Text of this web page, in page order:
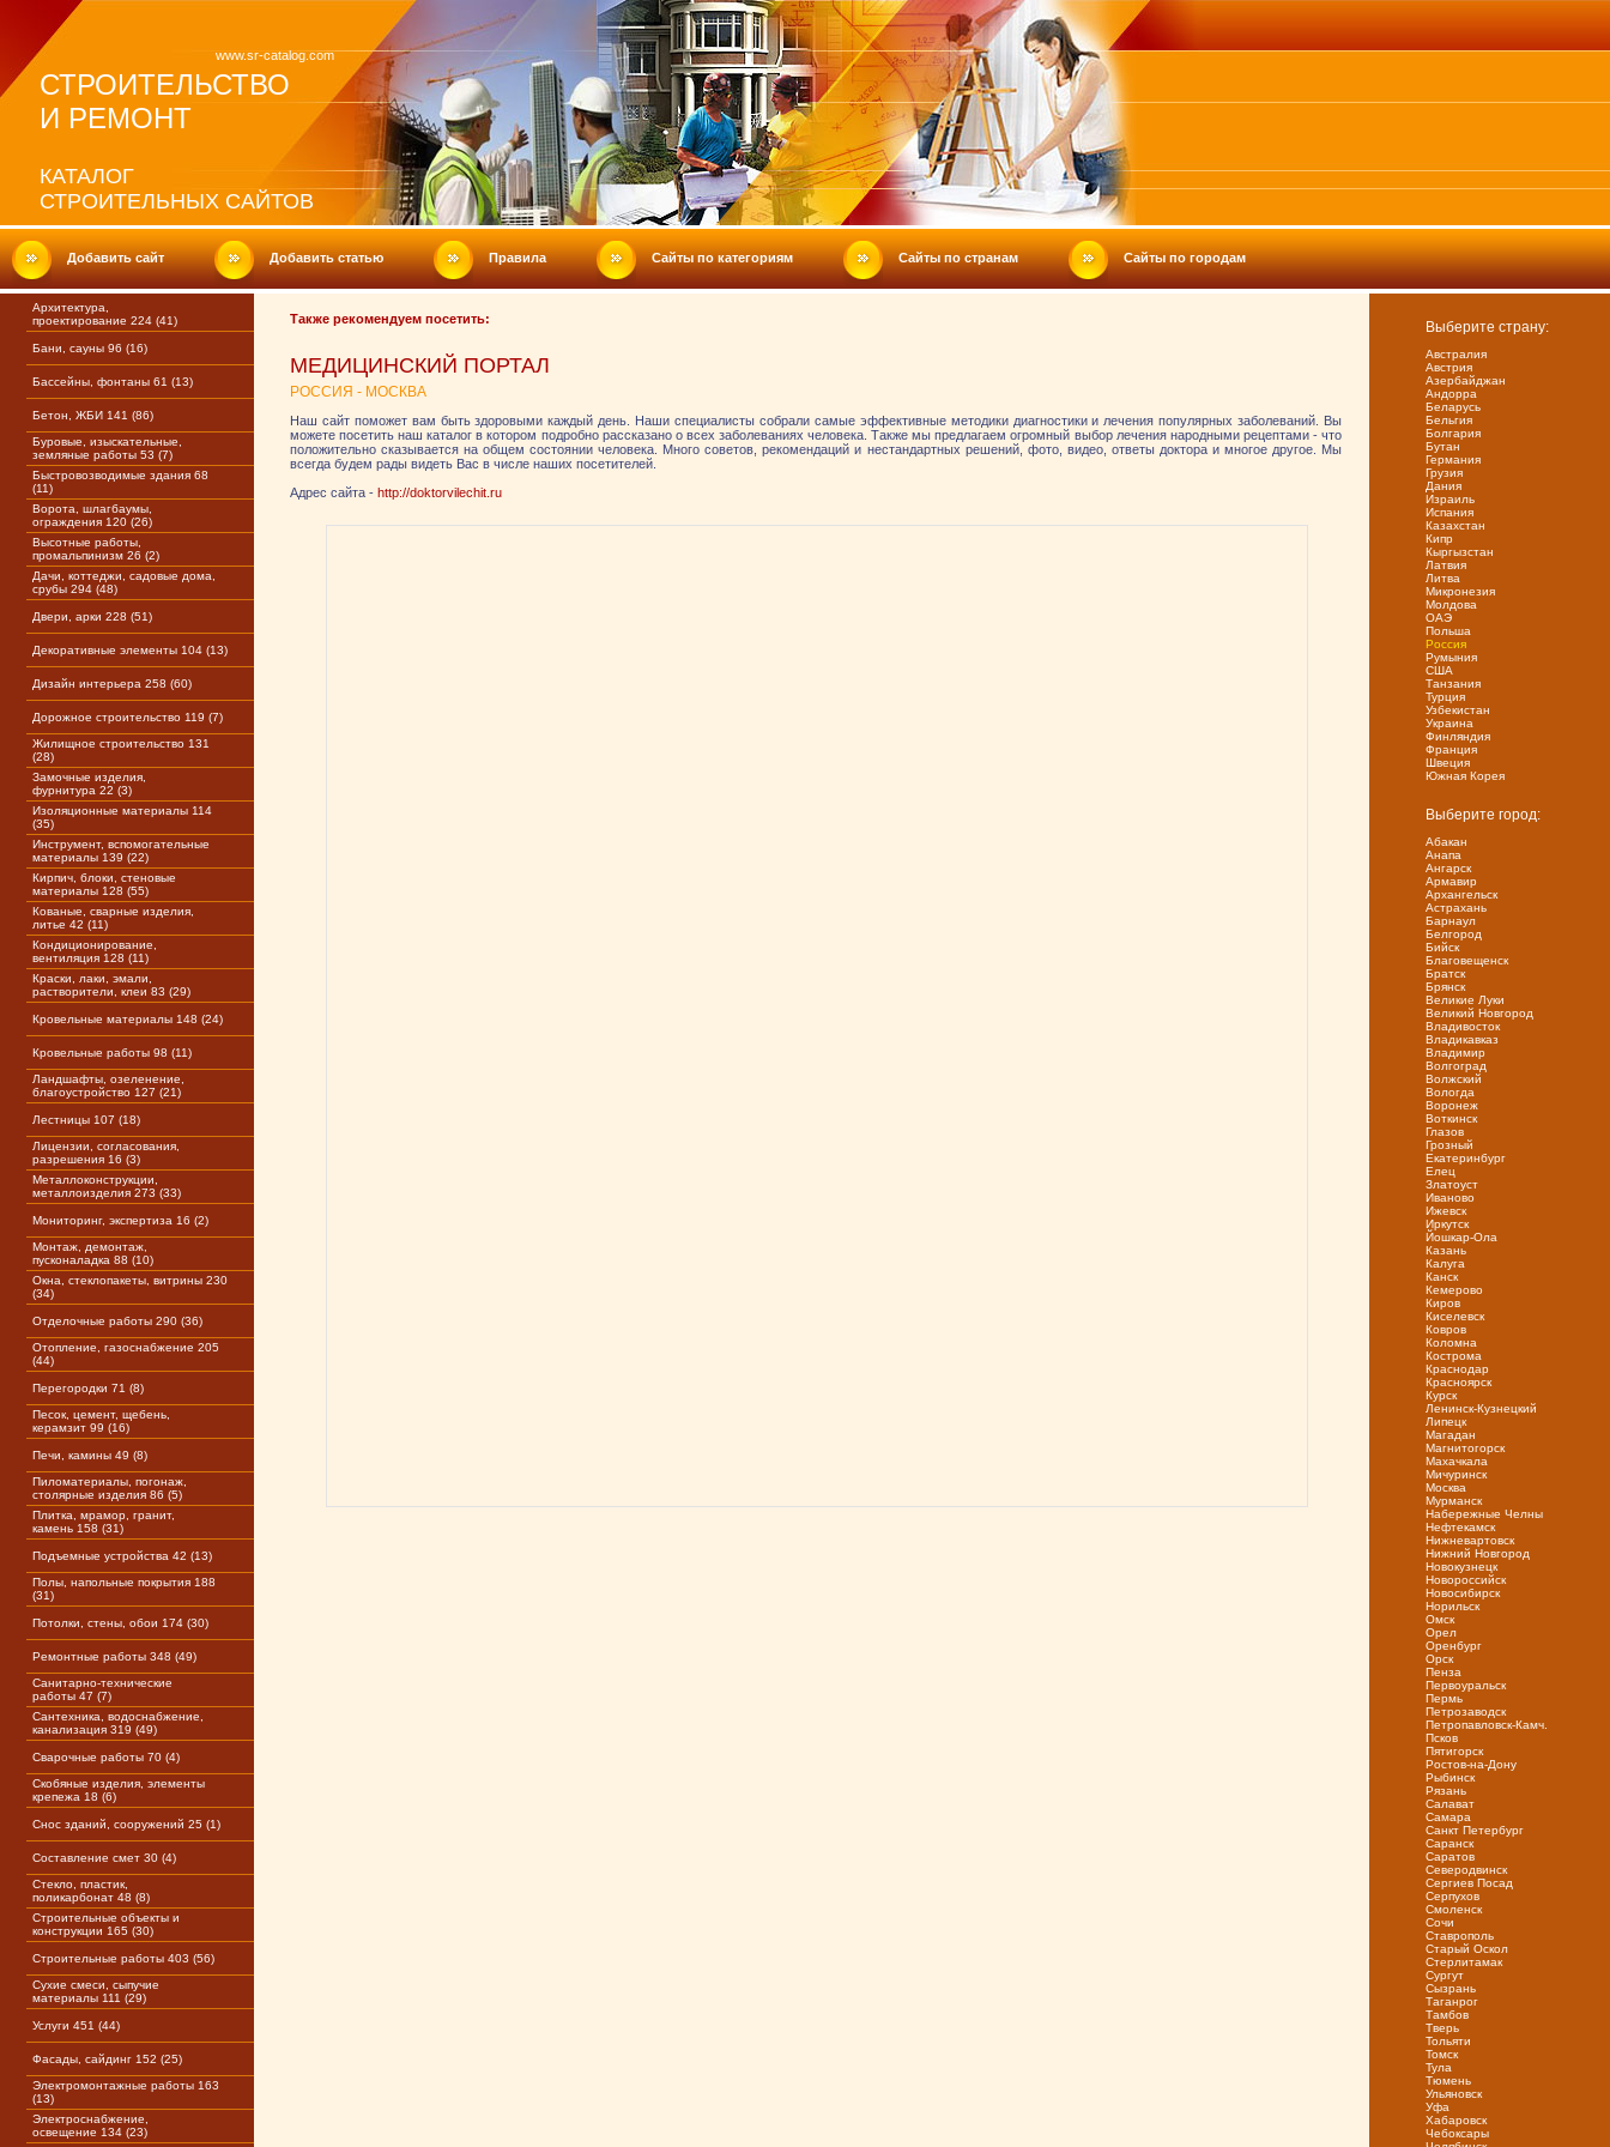
www.sr-catalog.com
СТРОИТЕЛЬСТВО
И РЕМОНТ
КАТАЛОГ
СТРОИТЕЛЬНЫХ САЙТОВ
Добавить сайт Добавить статью Правила Сайты по категориям Сайты по странам Сайты по городам
Архитектура,
проектирование 224 (41)
Бани, сауны 96 (16)
Бассейны, фонтаны 61 (13)
Бетон, ЖБИ 141 (86)
Буровые, изыскательные,
земляные работы 53 (7)
Быстровозводимые здания 68
(11)
Ворота, шлагбаумы,
ограждения 120 (26)
Высотные работы,
промальпинизм 26 (2)
Дачи, коттеджи, садовые дома,
срубы 294 (48)
Двери, арки 228 (51)
Декоративные элементы 104 (13)
Дизайн интерьера 258 (60)
Дорожное строительство 119 (7)
Жилищное строительство 131
(28)
Замочные изделия,
фурнитура 22 (3)
Изоляционные материалы 114
(35)
Инструмент, вспомогательные
материалы 139 (22)
Кирпич, блоки, стеновые
материалы 128 (55)
Кованые, сварные изделия,
литье 42 (11)
Кондиционирование,
вентиляция 128 (11)
Краски, лаки, эмали,
растворители, клеи 83 (29)
Кровельные материалы 148 (24)
Кровельные работы 98 (11)
Ландшафты, озеленение,
благоустройство 127 (21)
Лестницы 107 (18)
Лицензии, согласования,
разрешения 16 (3)
Металлоконструкции,
металлоизделия 273 (33)
Мониторинг, экспертиза 16 (2)
Монтаж, демонтаж,
пусконаладка 88 (10)
Окна, стеклопакеты, витрины 230
(34)
Отделочные работы 290 (36)
Отопление, газоснабжение 205
(44)
Перегородки 71 (8)
Песок, цемент, щебень,
керамзит 99 (16)
Печи, камины 49 (8)
Пиломатериалы, погонаж,
столярные изделия 86 (5)
Плитка, мрамор, гранит,
камень 158 (31)
Подъемные устройства 42 (13)
Полы, напольные покрытия 188
(31)
Потолки, стены, обои 174 (30)
Ремонтные работы 348 (49)
Санитарно-технические
работы 47 (7)
Сантехника, водоснабжение,
канализация 319 (49)
Сварочные работы 70 (4)
Скобяные изделия, элементы
крепежа 18 (6)
Снос зданий, сооружений 25 (1)
Составление смет 30 (4)
Стекло, пластик,
поликарбонат 48 (8)
Строительные объекты и
конструкции 165 (30)
Строительные работы 403 (56)
Сухие смеси, сыпучие
материалы 111 (29)
Услуги 451 (44)
Фасады, сайдинг 152 (25)
Электромонтажные работы 163
(13)
Электроснабжение,
освещение 134 (23)
Также рекомендуем посетить:
МЕДИЦИНСКИЙ ПОРТАЛ
РОССИЯ - МОСКВА
Наш сайт поможет вам быть здоровыми каждый день. Наши специалисты собрали самые эффективные методики диагностики и лечения популярных заболеваний. Вы
можете посетить наш каталог в котором подробно рассказано о всех заболеваниях человека. Также мы предлагаем огромный выбор лечения народными рецептами - что
положительно сказывается на общем состоянии человека. Много советов, рекомендаций и нестандартных решений, фото, видео, ответы доктора и многое другое. Мы
всегда будем рады видеть Вас в числе наших посетителей.
Адрес сайта - http://doktorvilechit.ru
Выберите страну:
Австралия
Австрия
Азербайджан
Андорра
Беларусь
Бельгия
Болгария
Бутан
Германия
Грузия
Дания
Израиль
Испания
Казахстан
Кипр
Кыргызстан
Латвия
Литва
Микронезия
Молдова
ОАЭ
Польша
Россия
Румыния
США
Танзания
Турция
Узбекистан
Украина
Финляндия
Франция
Швеция
Южная Корея
Выберите город:
Абакан
Анапа
Ангарск
Армавир
Архангельск
Астрахань
Барнаул
Белгород
Бийск
Благовещенск
Братск
Брянск
Великие Луки
Великий Новгород
Владивосток
Владикавказ
Владимир
Волгоград
Волжский
Вологда
Воронеж
Воткинск
Глазов
Грозный
Екатеринбург
Елец
Златоуст
Иваново
Ижевск
Иркутск
Йошкар-Ола
Казань
Калуга
Канск
Кемерово
Киров
Киселевск
Ковров
Коломна
Кострома
Краснодар
Красноярск
Курск
Ленинск-Кузнецкий
Липецк
Магадан
Магнитогорск
Махачкала
Мичуринск
Москва
Мурманск
Набережные Челны
Нефтекамск
Нижневартовск
Нижний Новгород
Новокузнецк
Новороссийск
Новосибирск
Норильск
Омск
Орел
Оренбург
Орск
Пенза
Первоуральск
Пермь
Петрозаводск
Петропавловск-Камч.
Псков
Пятигорск
Ростов-на-Дону
Рыбинск
Рязань
Салават
Самара
Санкт Петербург
Саранск
Саратов
Северодвинск
Сергиев Посад
Серпухов
Смоленск
Сочи
Ставрополь
Старый Оскол
Стерлитамак
Сургут
Сызрань
Таганрог
Тамбов
Тверь
Тольяти
Томск
Тула
Тюмень
Ульяновск
Уфа
Хабаровск
Чебоксары